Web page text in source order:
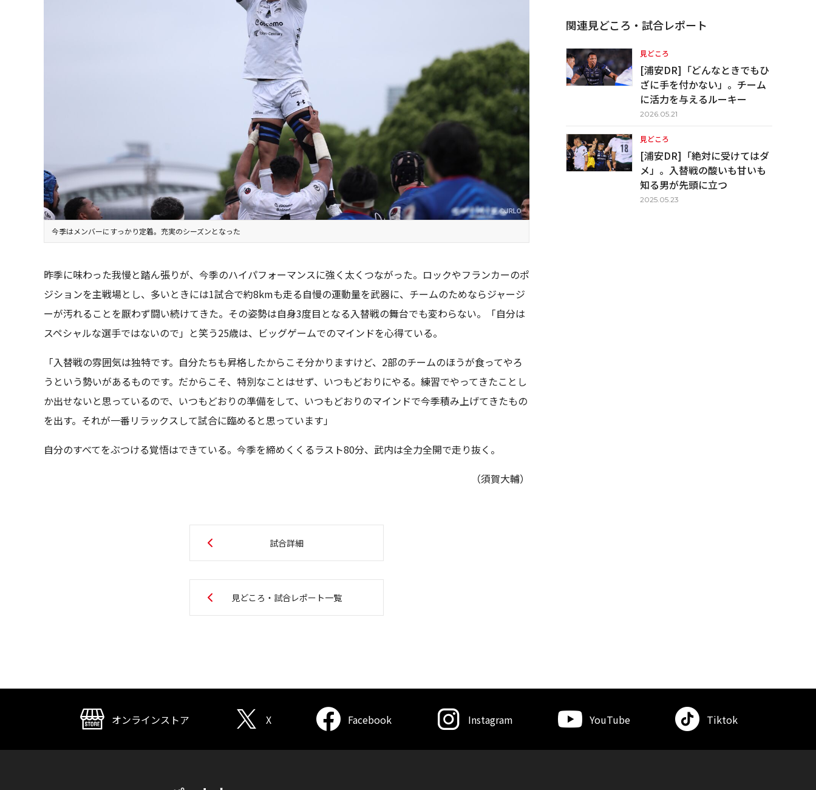
今季はメンバーにすっかり定着。充実のシーズンとなった
昨季に味わった我慢と踏ん張りが、今季のハイパフォーマンスに強く太くつながった。ロックやフランカーのポ
ジションを主戦場とし、多いときには1試合で約8kmも走る自慢の運動量を武器に、チームのためならジャージ
ーが汚れることを厭わず闘い続けてきた。その姿勢は自身3度目となる入替戦の舞台でも変わらない。「自分は
スペシャルな選手ではないので」と笑う25歳は、ビッグゲームでのマインドを心得ている。
「入替戦の雰囲気は独特です。自分たちも昇格したからこそ分かりますけど、2部のチームのほうが食ってやろ
うという勢いがあるものです。だからこそ、特別なことはせず、いつもどおりにやる。練習でやってきたことし
か出せないと思っているので、いつもどおりの準備をして、いつもどおりのマインドで今季積み上げてきたもの
を出す。それが一番リラックスして試合に臨めると思っています」
自分のすべてをぶつける覚悟はできている。今季を締めくくるラスト80分、武内は全力全開で走り抜く。
（須賀大輔）
試合詳細
見どころ・試合レポート一覧
関連見どころ・試合レポート
見どころ
[浦安DR]「どんなときでもひ
ざに手を付かない」。チーム
に活力を与えるルーキー
2026.05.21
見どころ
[浦安DR]「絶対に受けてはダ
メ」。入替戦の酸いも甘いも
知る男が先頭に立つ
2025.05.23
オンラインストア X Facebook Instagram YouTube Tiktok